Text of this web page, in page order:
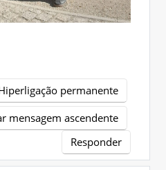
permanente
mensagem ascendente
Responder